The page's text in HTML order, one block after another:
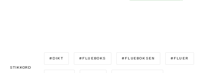
STIKKORD
DIKT FLUEBOKS FLUEBOKSEN FLUER